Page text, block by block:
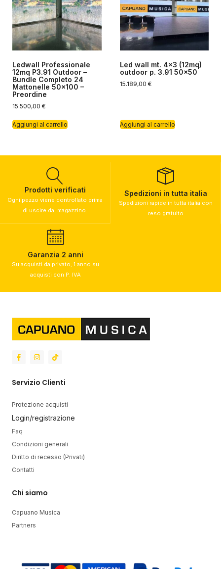
Ledwall Professionale
12mq P3.91 Outdoor –
Bundle Completo 24
Mattonelle 50×100 –
Preordine
15.500,00 €
Aggiungi al carrello
Led wall mt. 4×3 (12mq)
outdoor p. 3.91 50×50
15.189,00 €
Aggiungi al carrello
Prodotti verificati
Ogni pezzo viene controllato prima
di uscire dal magazzino.
Spedizioni in tutta italia
Spedizioni rapide in tutta italia con
reso gratuito
Garanzia 2 anni
Su acquisti da privato; 1 anno su
acquisti con P. IVA​
Servizio Clienti
Protezione acquisti
Login/registrazione
Faq
Condizioni generali
Diritto di recesso (Privati)
Contatti
Chi siamo
Capuano Musica
Partners